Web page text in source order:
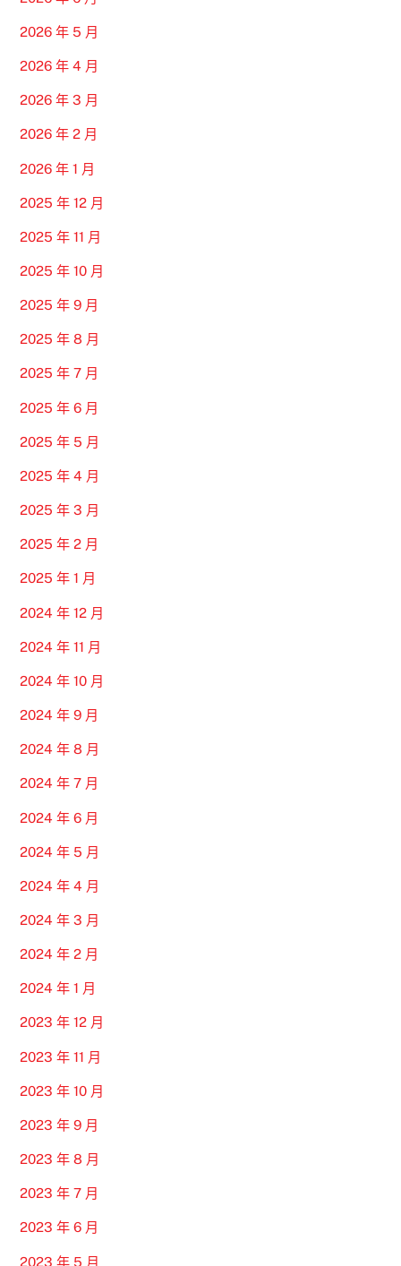
2026 年 5 月
2026 年 4 月
2026 年 3 月
2026 年 2 月
2026 年 1 月
2025 年 12 月
2025 年 11 月
2025 年 10 月
2025 年 9 月
2025 年 8 月
2025 年 7 月
2025 年 6 月
2025 年 5 月
2025 年 4 月
2025 年 3 月
2025 年 2 月
2025 年 1 月
2024 年 12 月
2024 年 11 月
2024 年 10 月
2024 年 9 月
2024 年 8 月
2024 年 7 月
2024 年 6 月
2024 年 5 月
2024 年 4 月
2024 年 3 月
2024 年 2 月
2024 年 1 月
2023 年 12 月
2023 年 11 月
2023 年 10 月
2023 年 9 月
2023 年 8 月
2023 年 7 月
2023 年 6 月
2023 年 5 月